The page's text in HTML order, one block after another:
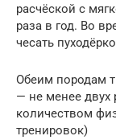
расчёской с
раза в год. Во
чесать
Обеим породам
— не менее двух
количеством
тренировок)